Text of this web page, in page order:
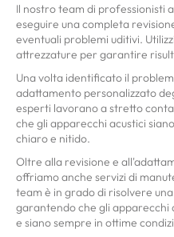
Il nostro team di professionisti
eseguire una completa
eventuali problemi uditivi.
attrezzature per garantire
Una volta identificato il
adattamento personalizzato
esperti lavorano a stretto
che gli apparecchi acustici
chiaro e nitido.
Oltre alla revisione e
offriamo anche servizi di
team è in grado di risolvere
garantendo che gli
e siano sempre in ottime